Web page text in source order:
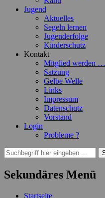
Jugend
Aktuelles
Segeln lernen
Jugenderfolge
Kinderschutz
Kontakt
Mitglied werden …
Satzung
Gelbe Welle
Links
Impressum
Datenschutz
Vorstand
Login
Probleme ?
Suchen
Suchen
nach:
Sekundäres Menü
Zum
Startseite